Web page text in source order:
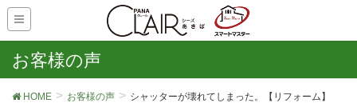
お客様の声
HOME お客様の声 シャッターが壊れてしまった。【リフォーム】